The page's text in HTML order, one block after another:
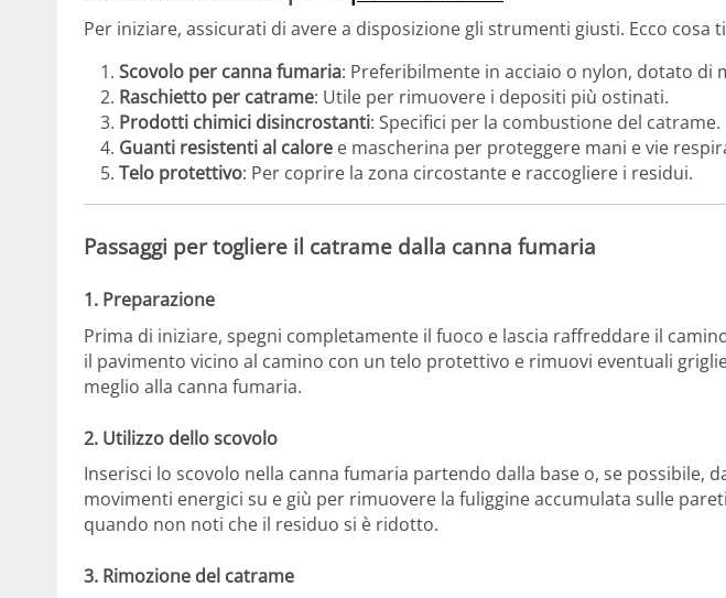
Per iniziare, assicurati di avere a disposizione gli strumenti giusti. Ecco cosa
Scovolo per canna fumaria: Preferibilmente in acciaio o nylon, dotato di
Raschietto per catrame: Utile per rimuovere i depositi più ostinati.
Prodotti chimici disincrostanti: Specifici per la combustione del catrame.
Guanti resistenti al calore e mascherina per proteggere mani e vie
Telo protettivo: Per coprire la zona circostante e raccogliere i residui.
Passaggi per togliere il catrame dalla canna fumaria
1. Preparazione
Prima di iniziare, spegni completamente il fuoco e lascia raffreddare il
il pavimento vicino al camino con un telo protettivo e rimuovi eventuali
meglio alla canna fumaria.
2. Utilizzo dello scovolo
Inserisci lo scovolo nella canna fumaria partendo dalla base o, se possibile,
movimenti energici su e giù per rimuovere la fuliggine accumulata sulle
quando non noti che il residuo si è ridotto.
3. Rimozione del catrame